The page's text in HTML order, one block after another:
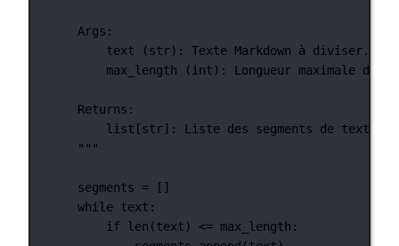
Args:
text (str): Texte Markdown à diviser.
max_length (int): Longueur maximale de
Returns:
list[str]: Liste des segments de texte
"""
segments = []
while text:
if
len (text) <= max_length: